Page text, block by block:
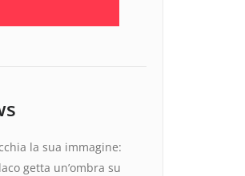
la sua immagine:
getta un’ombra su